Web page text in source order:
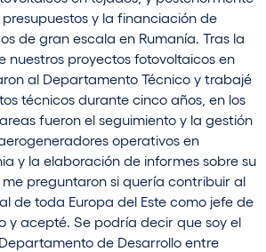
y la financiación de
de gran escala en Rumanía. Tras la
nuestros proyectos fotovoltaicos en
al Departamento Técnico y trabajé
técnicos durante cinco años, en los
fueron el seguimiento y la gestión
operativos en
y la elaboración de informes sobre su
me preguntaron si quería contribuir al
de toda Europa del Este como jefe de
y acepté. Se podría decir que soy el
de Desarrollo entre